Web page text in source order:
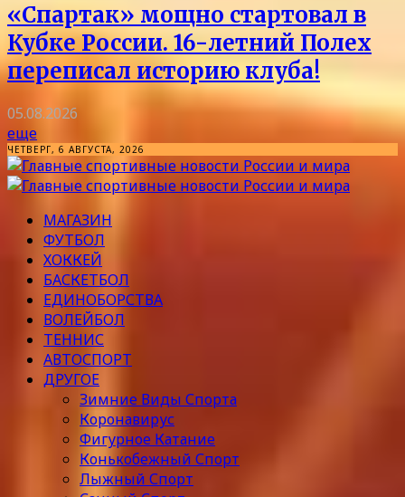
«Спартак» мощно стартовал в
Кубке России. 16-летний Полех
переписал историю клуба!
05.08.2026
еще
ЧЕТВЕРГ, 6 АВГУСТА, 2026
МАГАЗИН
ФУТБОЛ
ХОККЕЙ
БАСКЕТБОЛ
ЕДИНОБОРСТВА
ВОЛЕЙБОЛ
ТЕННИС
АВТОСПОРТ
ДРУГОЕ
Зимние Виды Спорта
Коронавирус
Фигурное Катание
Конькобежный Спорт
Лыжный Спорт